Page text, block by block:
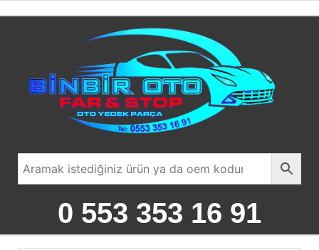
0 553 353 16 91